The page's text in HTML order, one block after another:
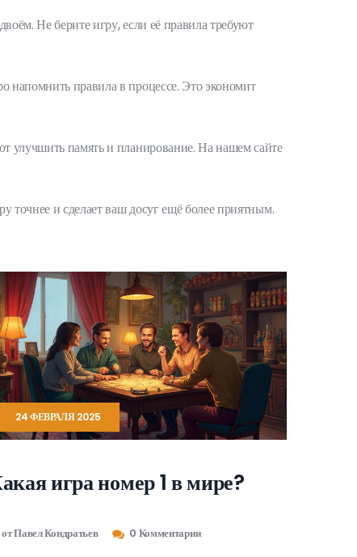
Не берите игру, если её правила требуют
правила в процессе. Это экономит
улучшить память и планирование. На нашем сайте
точнее и сделает ваш досуг ещё более приятным.
24 ФЕВРАЛЯ 2025
игра номер 1 в мире?
от Павел Кондратьев 0 Комментарии